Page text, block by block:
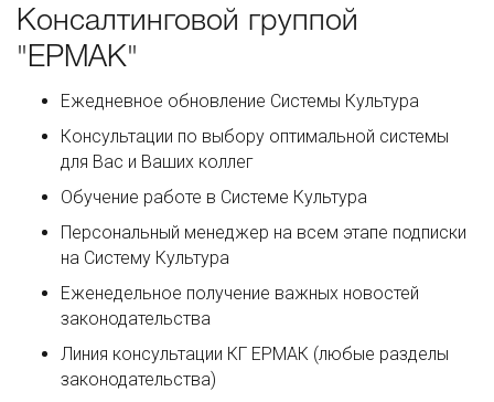
Консалтинговой группой
"ЕРМАК"
Ежедневное обновление Системы Культура
Консультации по выбору оптимальной системы
для Вас и Ваших коллег
Обучение работе в Системе Культура
Персональный менеджер на всем этапе подписки
на Систему Культура
Еженедельное получение важных новостей
законодательства
Линия консультации КГ ЕРМАК (любые разделы
законодательства)